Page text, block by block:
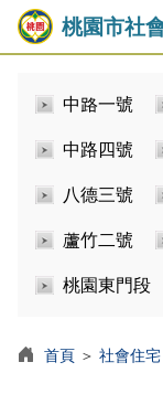
桃園市社
中路一號
中路四號
八德三號
蘆竹二號
桃園東門段
首頁 ＞ 社會住宅